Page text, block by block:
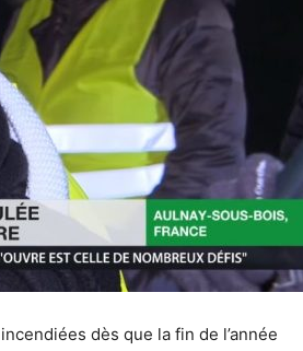
dès que la fin de l’année